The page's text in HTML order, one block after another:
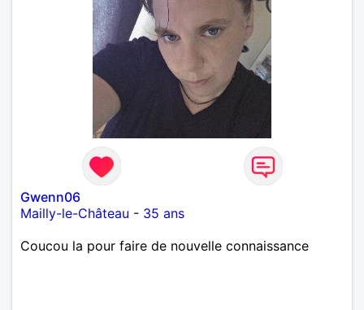
Gwenn06
Mailly-le-Château - 35 ans
Coucou la pour faire de nouvelle connaissance